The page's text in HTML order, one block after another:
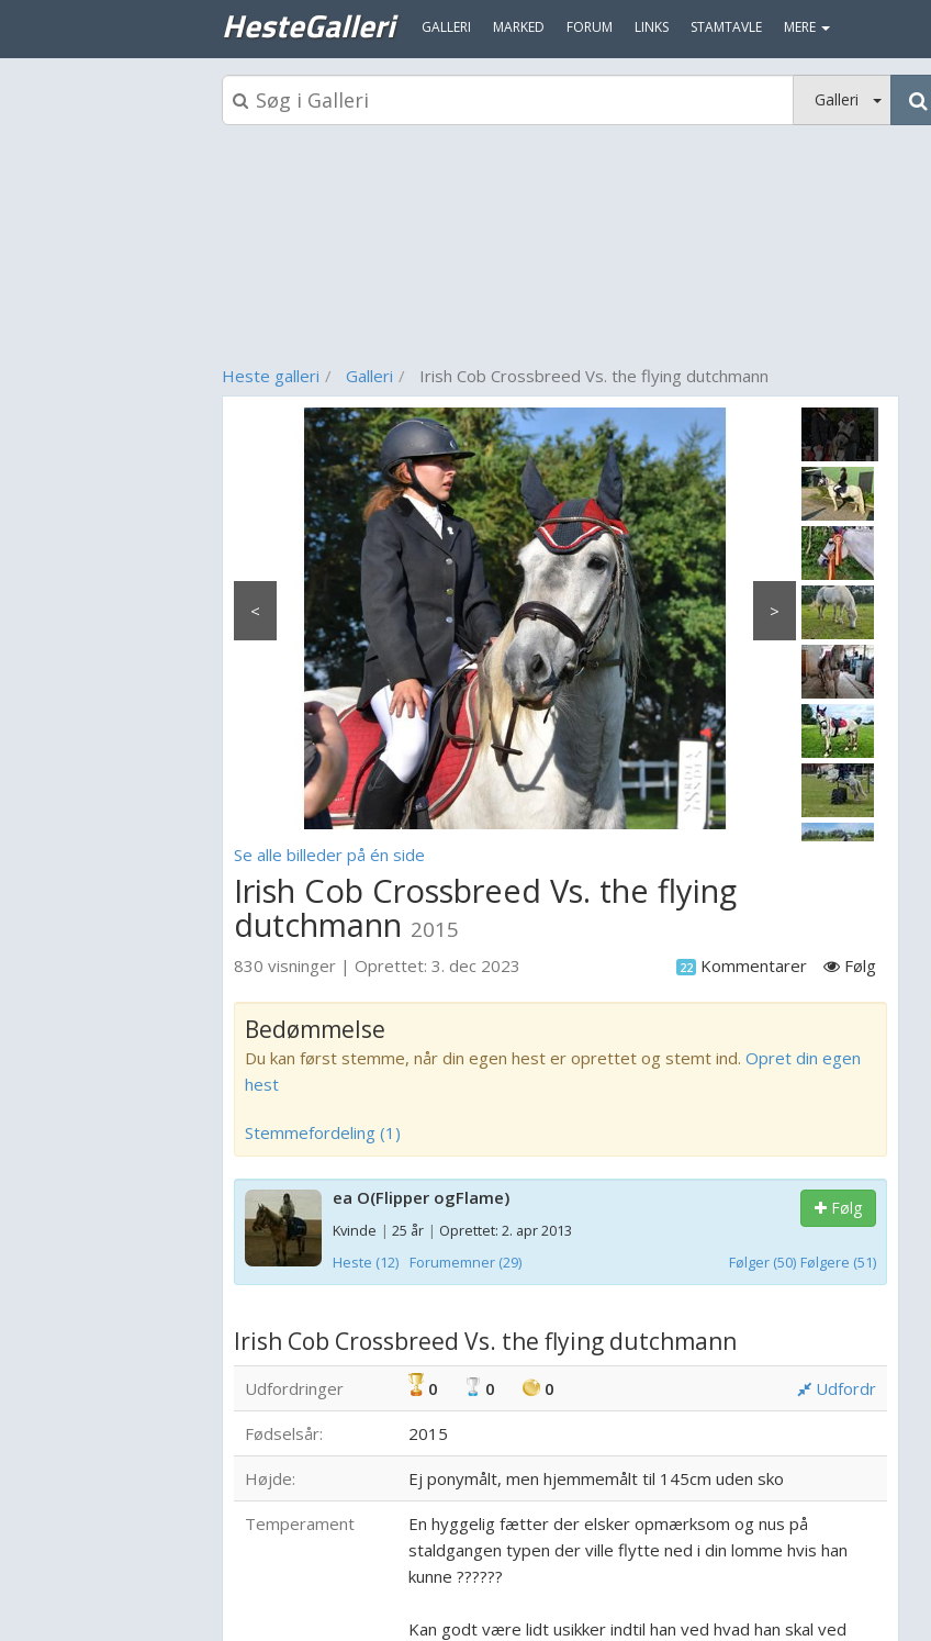
HesteGalleri GALLERI MARKED FORUM LINKS STAMTAVLE MERE
Galleri
Heste galleri Galleri Irish Cob Crossbreed Vs. the flying dutchmann
< >
Se alle billeder på én side
Irish Cob Crossbreed Vs. the flying
dutchmann 2015
830 visninger | Oprettet: 3. dec 2023 Følg
22 Kommentarer
Bedømmelse
Du kan først stemme, når din egen hest er oprettet og stemt ind. Opret din egen
hest
Stemmefordeling (1)
ea O(Flipper ogFlame)
Kvinde | 25 år | Oprettet: 2. apr 2013
Heste (12)
Forumemner (29)
Følg
Følger (50) Følgere (51)
Irish Cob Crossbreed Vs. the flying dutchmann
Udfordringer 0 0 0 Udfordr
Fødselsår: 2015
Højde: Ej ponymålt, men hjemmemålt til 145cm uden sko
Temperament
En hyggelig fætter der elsker opmærksom og nus på
staldgangen typen der ville flytte ned i din lomme hvis han
kunne ??????
Kan godt være lidt usikker indtil han ved hvad han skal ved